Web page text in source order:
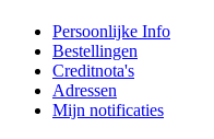
Persoonlijke Info
Bestellingen
Creditnota's
Adressen
Mijn notificaties